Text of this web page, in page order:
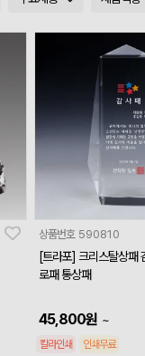
상품번호 590810
[트라포] 크리스탈상패
로패 통상패
45,800원 ~
칼라인쇄 인쇄무료